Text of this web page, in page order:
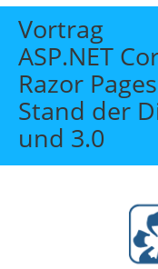
Start
Über
Suche
Vortrag
ASP.NET
Razor
Stand der
und 3.0